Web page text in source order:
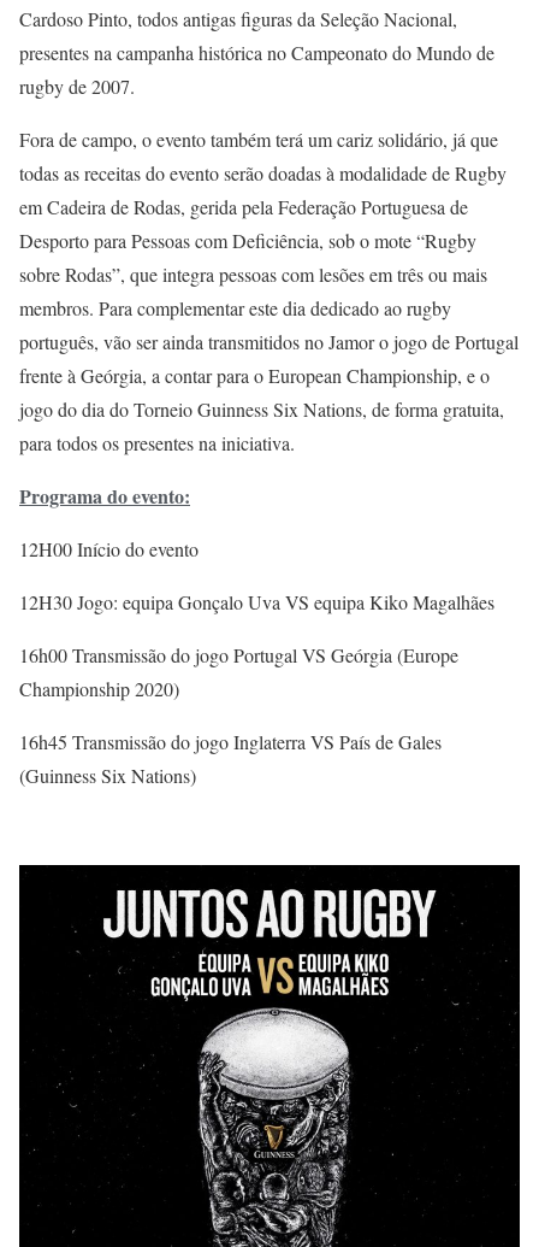
Cardoso Pinto, todos antigas figuras da Seleção Nacional,
presentes na campanha histórica no Campeonato do Mundo de
rugby de 2007.
Fora de campo, o evento também terá um cariz solidário, já que
todas as receitas do evento serão doadas à modalidade de Rugby
em Cadeira de Rodas, gerida pela Federação Portuguesa de
Desporto para Pessoas com Deficiência, sob o mote “Rugby
sobre Rodas”, que integra pessoas com lesões em três ou mais
membros. Para complementar este dia dedicado ao rugby
português, vão ser ainda transmitidos no Jamor o jogo de Portugal
frente à Geórgia, a contar para o European Championship, e o
jogo do dia do Torneio Guinness Six Nations, de forma gratuita,
para todos os presentes na iniciativa.
Programa do evento:
12H00 Início do evento
12H30 Jogo: equipa Gonçalo Uva VS equipa Kiko Magalhães
16h00 Transmissão do jogo Portugal VS Geórgia (Europe
Championship 2020)
16h45 Transmissão do jogo Inglaterra VS País de Gales
(Guinness Six Nations)